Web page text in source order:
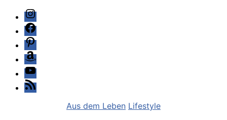
Instagram
Facebook
Pinterest
Amazon
Youtube
Feed
Kategorien
Aus dem Leben Lifestyle